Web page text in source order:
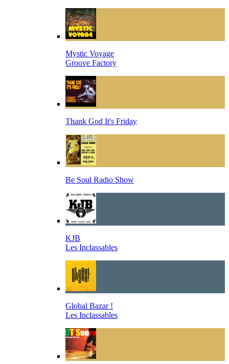
Mystic Voyage
Groove Factory
Thank God It's Friday
Be Soul Radio Show
KJB
Les Inclassables
Global Bazar !
Les Inclassables